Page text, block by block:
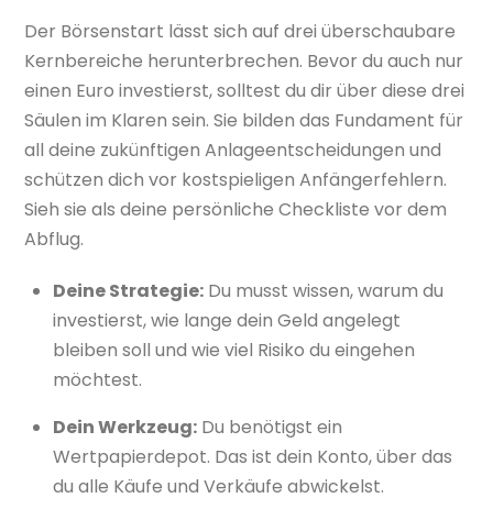
Der Börsenstart lässt sich auf drei überschaubare
Kernbereiche herunterbrechen. Bevor du auch nur
einen Euro investierst, solltest du dir über diese drei
Säulen im Klaren sein. Sie bilden das Fundament für
all deine zukünftigen Anlageentscheidungen und
schützen dich vor kostspieligen Anfängerfehlern.
Sieh sie als deine persönliche Checkliste vor dem
Abflug.
Deine Strategie: Du musst wissen, warum du
investierst, wie lange dein Geld angelegt
bleiben soll und wie viel Risiko du eingehen
möchtest.
Dein Werkzeug: Du benötigst ein
Wertpapierdepot. Das ist dein Konto, über das
du alle Käufe und Verkäufe abwickelst.